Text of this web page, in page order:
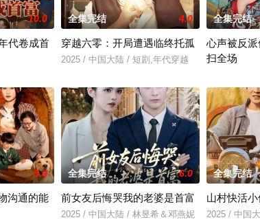
10.0
代卷成首
全集完结 4.0
穿越六零：开局遭遇临终托孤
2025 / 中国大陆 / 短剧,年代穿越
全集完结
心声被反
扫全场
5.0
沟通的能
全集完结 6.0
前女友后悔哭我的老婆是首富
2025 / 中国大陆 / 林昱希＆邓燕妮
全集完结
山村快活小
2025 / 中国